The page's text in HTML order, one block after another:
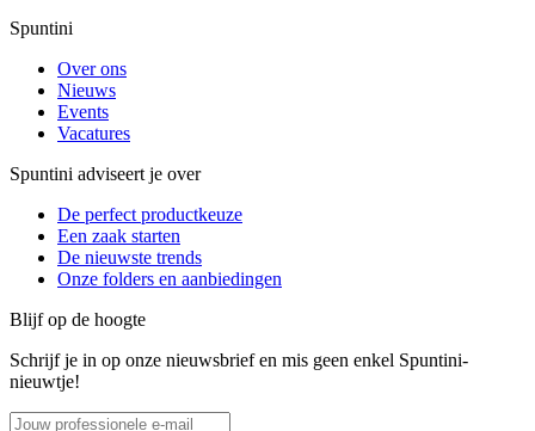
Spuntini
Over ons
Nieuws
Events
Vacatures
Spuntini adviseert je over
De perfect productkeuze
Een zaak starten
De nieuwste trends
Onze folders en aanbiedingen
Blijf op de hoogte
Schrijf je in op onze nieuwsbrief en mis geen enkel Spuntini-
nieuwtje!